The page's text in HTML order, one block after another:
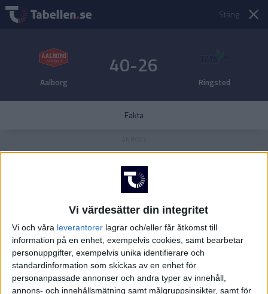
Vi värdesätter din integritet
Vi och våra leverantorer lagrar och/eller får åtkomst till
information på en enhet, exempelvis cookies, samt bearbetar
personuppgifter, exempelvis unika identifierare och
standardinformation som skickas av en enhet för
personanpassade annonser och andra typer av innehåll,
annons- och innehållsmätning samt målgruppsinsikter, samt för
Stäng
Aalborg
40-26
Ringsted
Fakta